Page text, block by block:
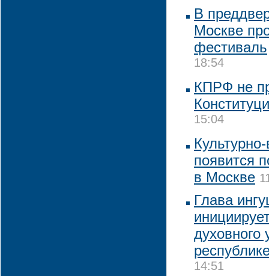
В
Москве
фестиваль
18:54
КПРФ не
15:04
появится
в Москве
Глава
духовного
14:51